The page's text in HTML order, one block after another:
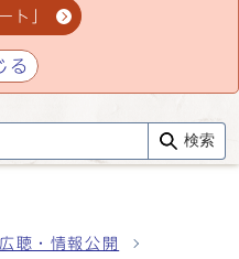
ト」
る
検索
聴・情報公開